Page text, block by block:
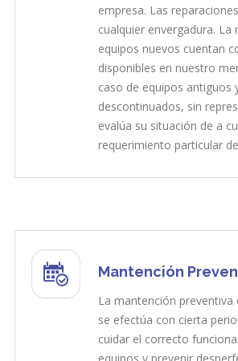
empresa. Las
cualquier envergadura. La
equipos nuevos cuentan
disponibles en nuestro
caso de equipos antiguos
descontinuados, sin
evalúa su situación de a
requerimiento particular
Mantención
La mantención preventiva
se efectúa con cierta
cuidar el correcto
equipos y prevenir